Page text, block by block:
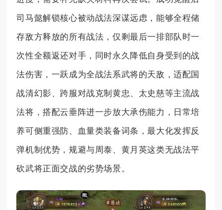
司马懿解锁核心被动战法深谋远虑，能够全程储
存敌方释放的所有战法，仅剩最后一排部队时一
次性全额返还对手，同时永久降低自身受到的战
法伤害，一跃成为全战法系武将的天敌，适配国
战清幻影、跨服对战克制黄忠、太史慈等主流战
法将，搭配云垂阵进一步放大承伤能力，日常培
养可侧重强防、血量类装备词条，最大化发挥反
弹机制优势，规避与周泰、黄月英这类无战法平
砍武将正面交战的劣势场景。